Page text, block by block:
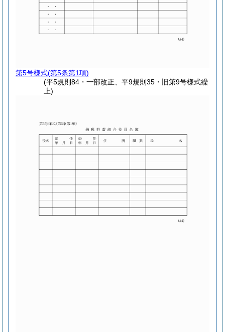
第5号様式(第5条第1項)
(平5規則84・一部改正、平9規則35・旧第9号様式繰
上)